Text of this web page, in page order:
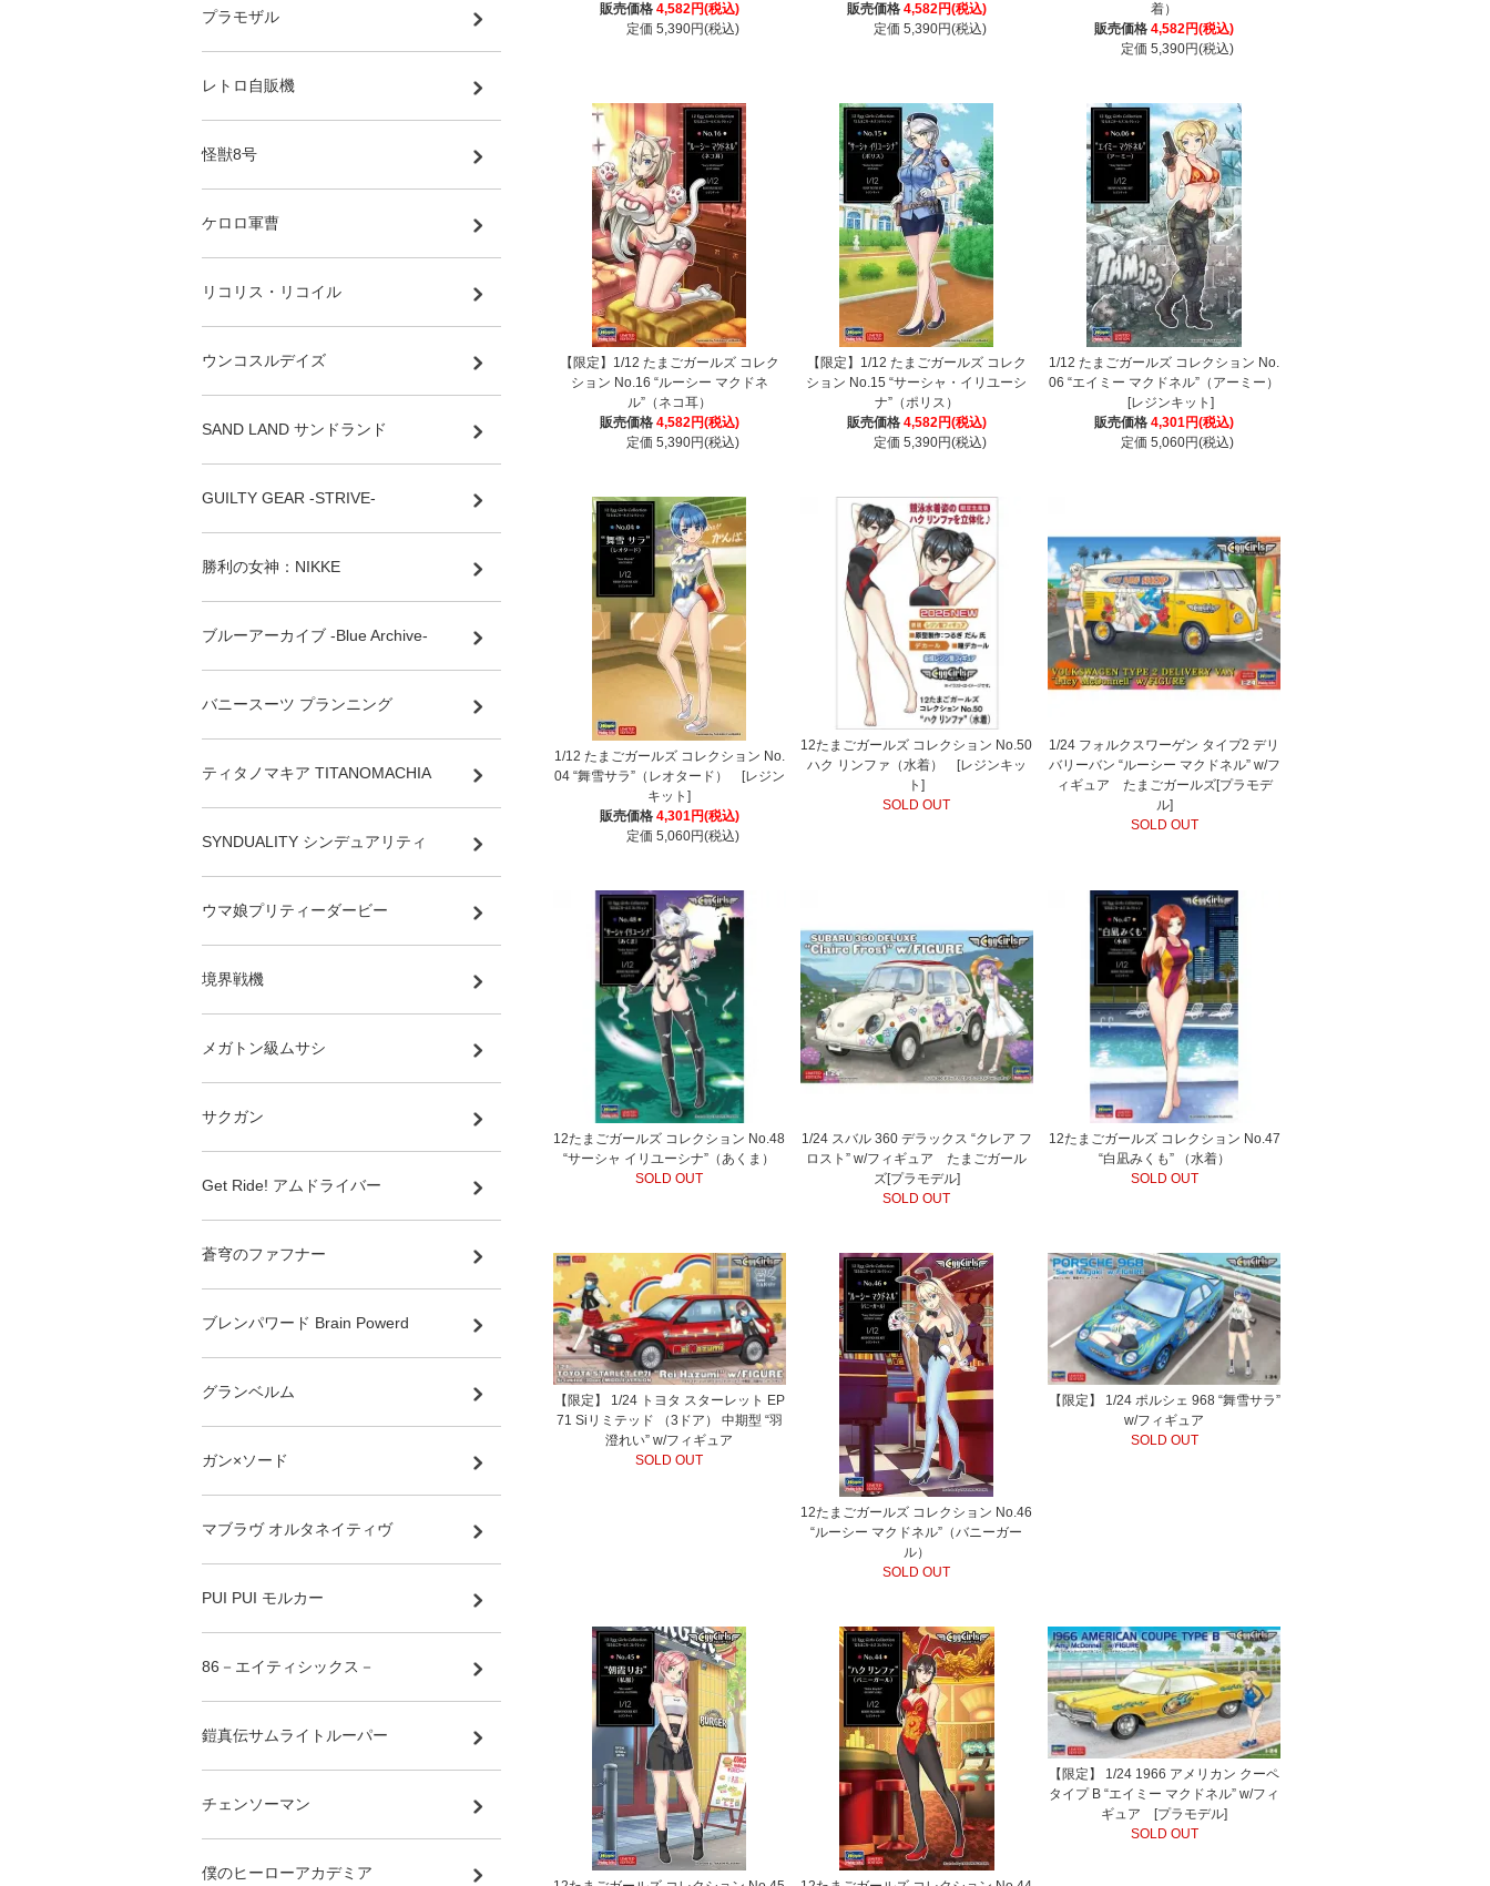
販売価格 4,582円(税込)
定価 5,390円(税込)
販売価格 4,582円(税込)
定価 5,390円(税込)
着）
販売価格4,582円(税込)
定価 5,390円(税込)
【限定】1/12 たまごガールズ コレク
ション No.16 “ルーシー マクドネ
ル”（ネコ耳）
販売価格 4,582円(税込)
定価 5,390円(税込)
【限定】1/12 たまごガールズ コレク
ション No.15 “サーシャ・イリユーシ
ナ”（ポリス）
販売価格 4,582円(税込)
定価 5,390円(税込)
1/12 たまごガールズ コレクション No.
06 “エイミー マクドネル”（アーミー）
[レジンキット]
販売価格4,301円(税込)
定価 5,060円(税込)
1/12 たまごガールズ コレクション No.
04 “舞雪サラ”（レオタード） [レジン
キット]
販売価格 4,301円(税込)
定価 5,060円(税込)
12たまごガールズ コレクション No.50
ハク リンファ（水着） [レジンキッ
ト]
SOLD OUT
1/24 フォルクスワーゲン タイプ2 デリ
バリーバン “ルーシー マクドネル” w/フ
ィギュア たまごガールズ[プラモデ
ル]
SOLD OUT
12たまごガールズ コレクション No.48
“サーシャ イリユーシナ”（あくま）
SOLD OUT
1/24 スバル 360 デラックス “クレア フ
ロスト” w/フィギュア たまごガール
ズ[プラモデル]
SOLD OUT
12たまごガールズ コレクション No.47
“白凪みくも” （水着）
SOLD OUT
【限定】 1/24 トヨタ スターレット EP
71 Siリミテッド （3ドア） 中期型 “羽
澄れい” w/フィギュア
SOLD OUT
12たまごガールズ コレクション No.46
“ルーシー マクドネル”（バニーガー
ル）
SOLD OUT
【限定】 1/24 ポルシェ 968 “舞雪サラ”
w/フィギュア
SOLD OUT
【限定】 1/24 1966 アメリカン クーペ
タイプ B “エイミー マクドネル” w/フィ
ギュア [プラモデル]
SOLD OUT
プラモザル
レトロ自販機
怪獣8号
ケロロ軍曹
リコリス・リコイル
ウンコスルデイズ
SAND LAND サンドランド
GUILTY GEAR -STRIVE-
勝利の女神：NIKKE
ブルーアーカイブ -Blue Archive-
バニースーツ プランニング
ティタノマキア TITANOMACHIA
SYNDUALITY シンデュアリティ
ウマ娘プリティーダービー
境界戦機
メガトン級ムサシ
サクガン
Get Ride! アムドライバー
蒼穹のファフナー
ブレンパワード Brain Powerd
グランベルム
ガン×ソード
マブラヴ オルタネイティヴ
PUI PUI モルカー
86－エイティシックス－
鎧真伝サムライトルーパー
チェンソーマン
僕のヒーローアカデミア